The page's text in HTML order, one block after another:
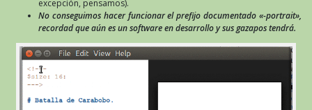
excepción, pensamos).
No conseguimos hacer funcionar el prefijo documentado «-portrait»,
recordad que aún es un software en desarrollo y sus gazapos tendrá.